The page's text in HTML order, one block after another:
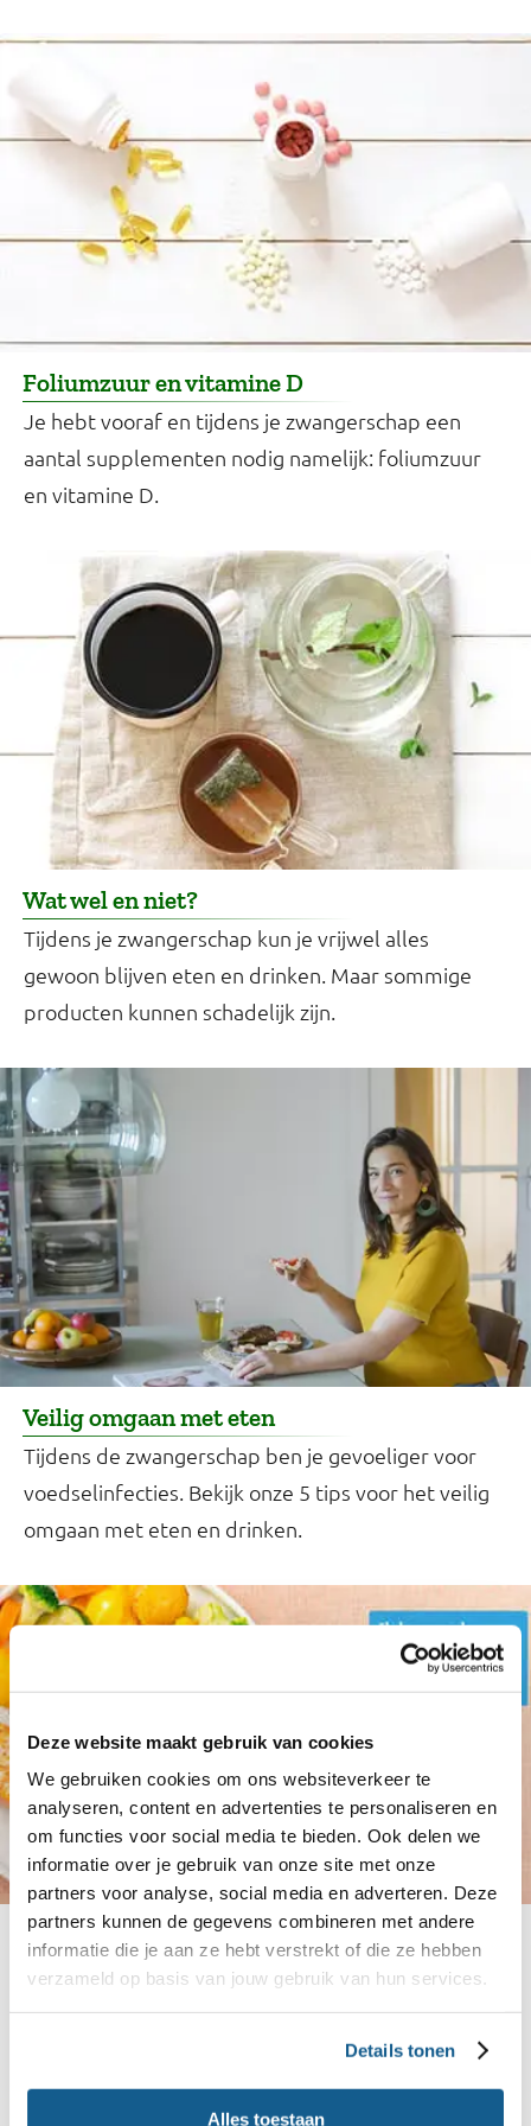
Deze website maakt gebruik van cookies
We gebruiken cookies om ons websiteverkeer te
analyseren, content en advertenties te personaliseren en
om functies voor social media te bieden. Ook delen we
informatie over je gebruik van onze site met onze
partners voor analyse, social media en adverteren. Deze
partners kunnen de gegevens combineren met andere
informatie die je aan ze hebt verstrekt of die ze hebben
verzameld op basis van jouw gebruik van hun services.
Details tonen
Alles toestaan
Foliumzuur en vitamine D
Je hebt vooraf en tijdens je zwangerschap een
aantal supplementen nodig namelijk: foliumzuur
en vitamine D.
Wat wel en niet?
Tijdens je zwangerschap kun je vrijwel alles
gewoon blijven eten en drinken. Maar sommige
producten kunnen schadelijk zijn.
Veilig omgaan met eten
Tijdens de zwangerschap ben je gevoeliger voor
voedselinfecties. Bekijk onze 5 tips voor het veilig
omgaan met eten en drinken.
Veelgestelde vragen
Als aanstaande ouder zit je vol met vragen,
bijvoorbeeld over misselijkheid tijdens de